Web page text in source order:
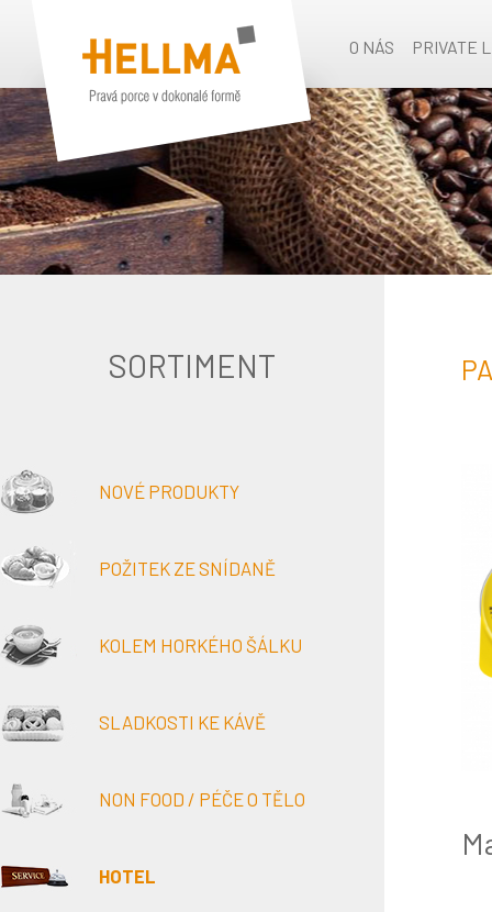
O NÁS PRIVATE
SORTIMENT
NOVÉ PRODUKTY
POŽITEK ZE SNÍDANĚ
KOLEM HORKÉHO ŠÁLKU
SLADKOSTI KE KÁVĚ
NON FOOD / PÉČE O TĚLO
HOTEL